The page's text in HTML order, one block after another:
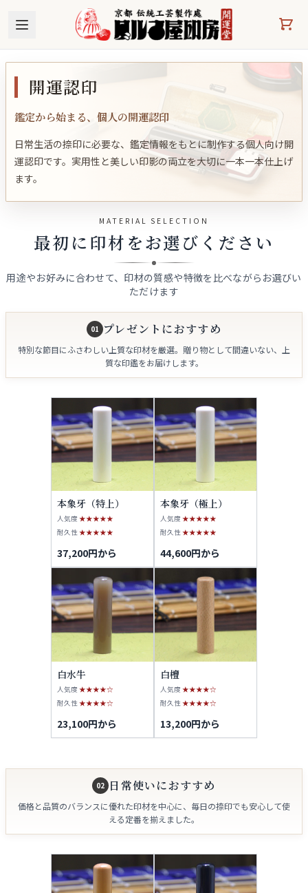
開運認印
鑑定から始まる、個人の開運認印
日常生活の捺印に必要な、鑑定情報をもとに制作する個人向け開
運認印です。実用性と美しい印影の両立を大切に一本一本仕上げ
ます。
MATERIAL SELECTION
最初に印材をお選びください
用途やお好みに合わせて、印材の質感や特徴を比べながらお選びい
ただけます
01 プレゼントにおすすめ
特別な節目にふさわしい上質な印材を厳選。贈り物として間違いない、上
質な印鑑をお届けします。
本象牙（特上）
人気度★★★★★
耐久性★★★★★
37,200円から
本象牙（極上）
人気度★★★★★
耐久性★★★★★
44,600円から
白水牛
人気度★★★★☆
耐久性★★★★☆
23,100円から
白檀
人気度★★★★☆
耐久性★★★★☆
13,200円から
02 日常使いにおすすめ
価格と品質のバランスに優れた印材を中心に、毎日の捺印でも安心して使
える定番を揃えました。